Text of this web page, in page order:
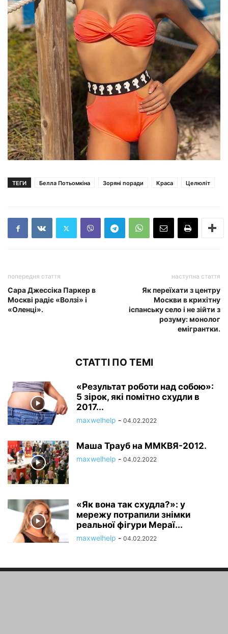
ТЕГИ Белла Потьомкіна Зоряні поради Краса Целюліт
попередня стаття
Сара Джессіка Паркер в
Москві радіє «Волзі» і
«Оленці».
наступна стаття
Як переїхати з центру
Москви в крихітну
іспанську село і не зійти з
розуму: монолог
емігрантки.
СТАТТІ ПО ТЕМІ
«Результат роботи над собою»:
5 зірок, які помітно схудли в
2017...
maxwelhelp - 04.02.2022
Маша Трауб на ММКВЯ-2012.
maxwelhelp - 04.02.2022
«Як вона так схудла?»: у
мережу потрапили знімки
реальної фігури Мераї...
maxwelhelp - 04.02.2022